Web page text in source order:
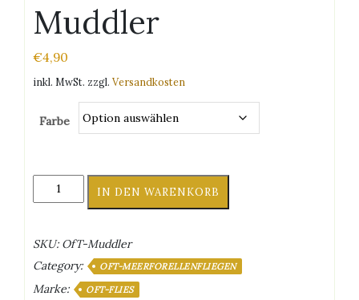
Muddler
€4,90
inkl. MwSt. zzgl. Versandkosten
Farbe
Muddler
IN DEN WARENKORB
SKU: OfT-Muddler
Category:
OFT-MEERFORELLENFLIEGEN
Marke: OFT-FLIES